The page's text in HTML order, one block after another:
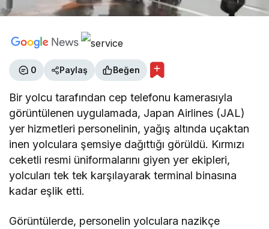
0 Paylaş Beğen
Bir yolcu tarafından cep telefonu kamerasıyla
görüntülenen uygulamada, Japan Airlines (JAL)
yer hizmetleri personelinin, yağış altında uçaktan
inen yolculara şemsiye dağıttığı görüldü. Kırmızı
ceketli resmi üniformalarını giyen yer ekipleri,
yolcuları tek tek karşılayarak terminal binasına
kadar eşlik etti.
Görüntülerde, personelin yolculara nazikçe